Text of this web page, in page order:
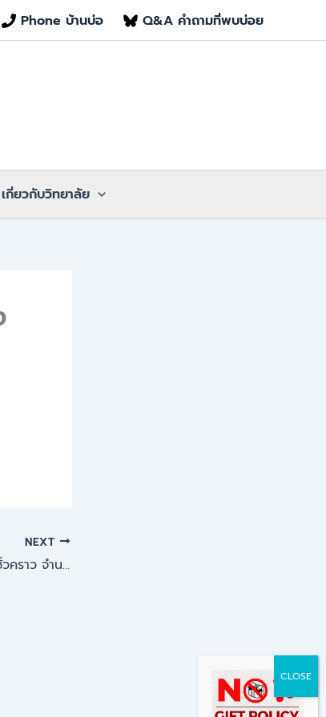
Phone บ้านบ่อ Q&A คำถามที่พบบ่อย
เกี่ยวกับวิทยาลัย
NEXT
ประกาศ !! รับสมัครลูกจ้างชั่วคราว จำนวน 2 อัตรา